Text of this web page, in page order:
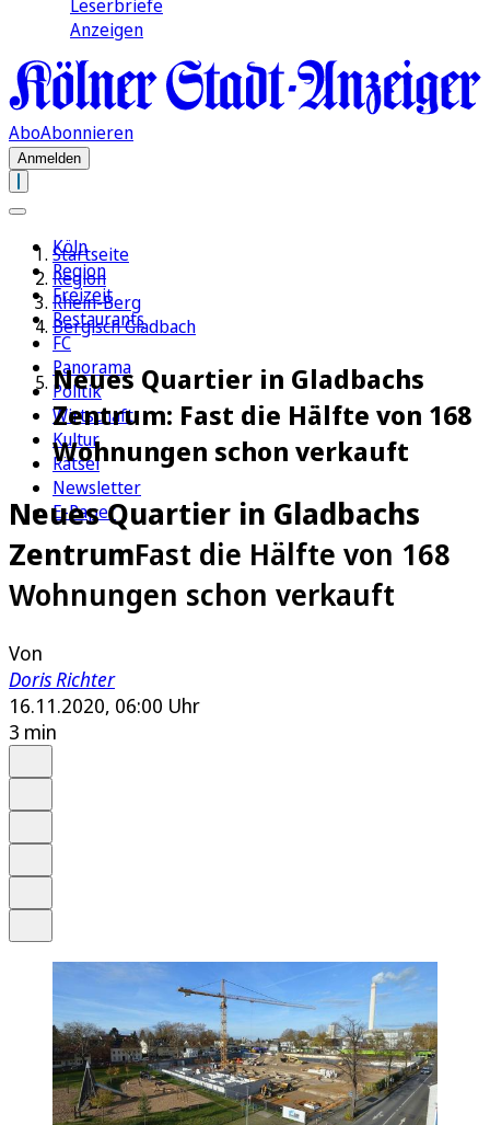
Leserbriefe
Anzeigen
AboAbonnieren
Anmelden
Köln
Region
Freizeit
Restaurants
FC
Panorama
Politik
Wirtschaft
Kultur
Rätsel
Newsletter
E-Paper
Startseite
Region
Rhein-Berg
Bergisch Gladbach
Neues Quartier in Gladbachs
Zentrum: Fast die Hälfte von 168
Wohnungen schon verkauft
Neues Quartier in Gladbachs
ZentrumFast die Hälfte von 168
Wohnungen schon verkauft
Von
Doris Richter
16.11.2020, 06:00 Uhr
3 min